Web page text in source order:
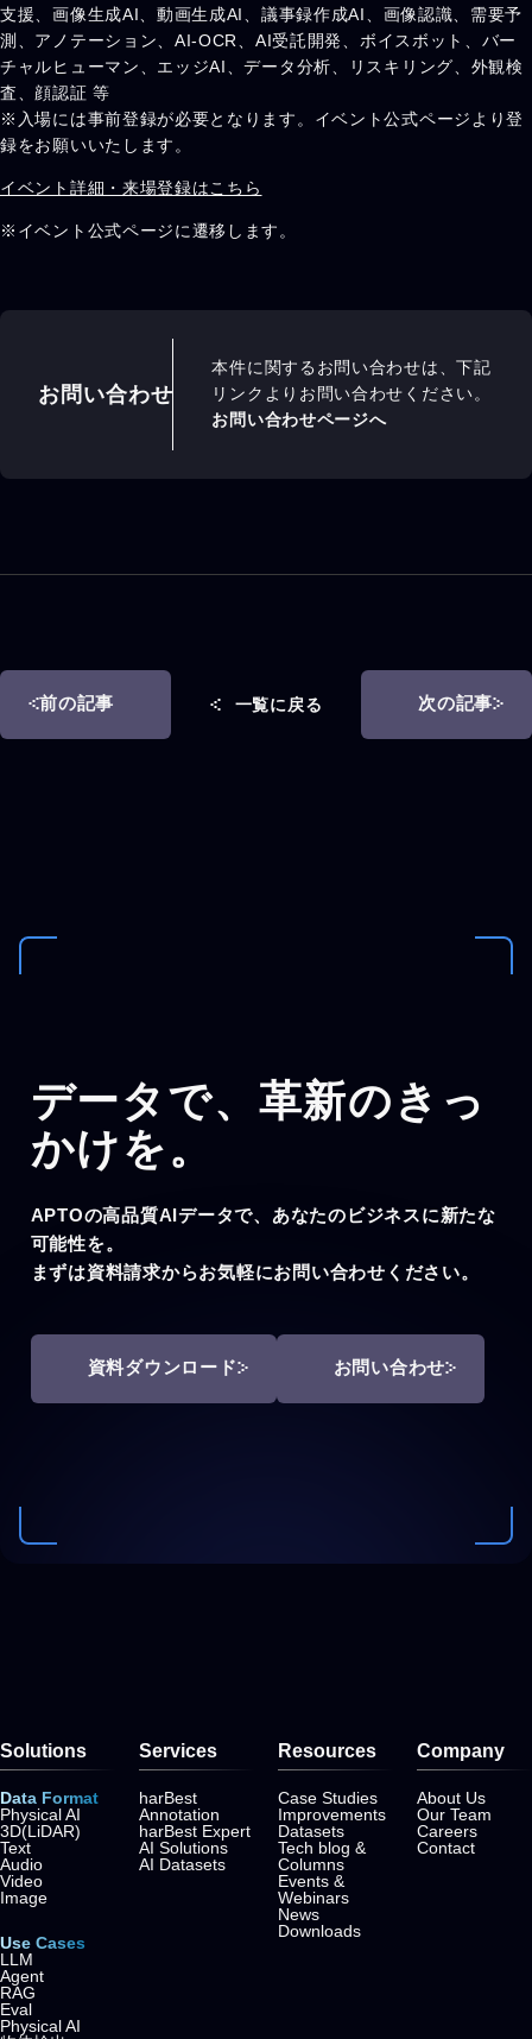
支援、画像生成AI、動画生成AI、議事録作成AI、画像認識、需要予
測、アノテーション、AI-OCR、AI受託開発、ボイスボット、バー
チャルヒューマン、エッジAI、データ分析、リスキリング、外観検
査、顔認証 等
※入場には事前登録が必要となります。イベント公式ページより登
録をお願いいたします。
イベント詳細・来場登録はこちら
※イベント公式ページに遷移します。
お問い合わせ
本件に関するお問い合わせは、下記
リンクよりお問い合わせください。
お問い合わせページへ
前の記事 一覧に戻る 次の記事
データで、 革新のきっ
かけを。
APTOの高品質AIデータで、あなたのビジネスに新たな
可能性を。
まずは資料請求からお気軽にお問い合わせください。
資料ダウンロード お問い合わせ
Solutions
Data Format
Physical AI
3D(LiDAR)
Text
Audio
Video
Image
Use Cases
LLM
Agent
RAG
Eval
Physical AI
Services
harBest
Annotation
harBest Expert
AI Solutions
AI Datasets
Resources
Case Studies
Improvements
Datasets
Tech blog &
Columns
Events &
Webinars
News
Downloads
Company
About Us
Our Team
Careers
Contact